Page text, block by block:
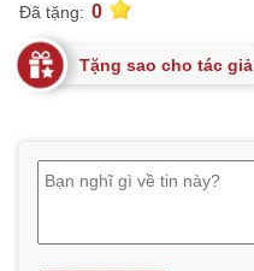
Đã tặng: 0
Tặng sao cho tác giả